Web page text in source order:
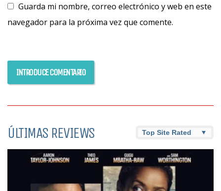
Guarda mi nombre, correo electrónico y web en este
navegador para la próxima vez que comente.
ÚLTIMAS REVIEWS